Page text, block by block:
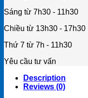
Sáng từ 7h30 - 11h30
Chiều từ 13h30 - 17h30
Thứ 7 từ 7h - 11h30
Yêu cầu tư vấn
Description
Reviews (0)